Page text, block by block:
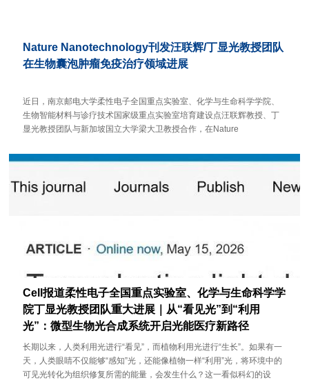
Nature Nanotechnology刊发汪联辉/丁显光教授团队
在生物囊泡肿瘤免疫治疗领域进展
近日，南京邮电大学柔性电子全国重点实验室、化学与生命科学学院、
生物智能材料与诊疗技术国家级重点实验室培育建设点汪联辉教授、丁
显光教授团队与新加坡国立大学梁大卫教授合作，在Nature
Cell报道柔性电子全国重点实验室、化学与生命科学学
院丁显光教授团队重大进展｜从“看见光”到“利用
光”：微型生物光合成系统开启光能医疗新路径
长期以来，人类利用光进行“看见”，而植物利用光进行“生长”。如果有一
天，人类眼睛不仅能够“感知”光，还能像植物一样“利用”光，将环境中的
可见光转化为组织修复所需的能量，会发生什么？这一看似科幻的设